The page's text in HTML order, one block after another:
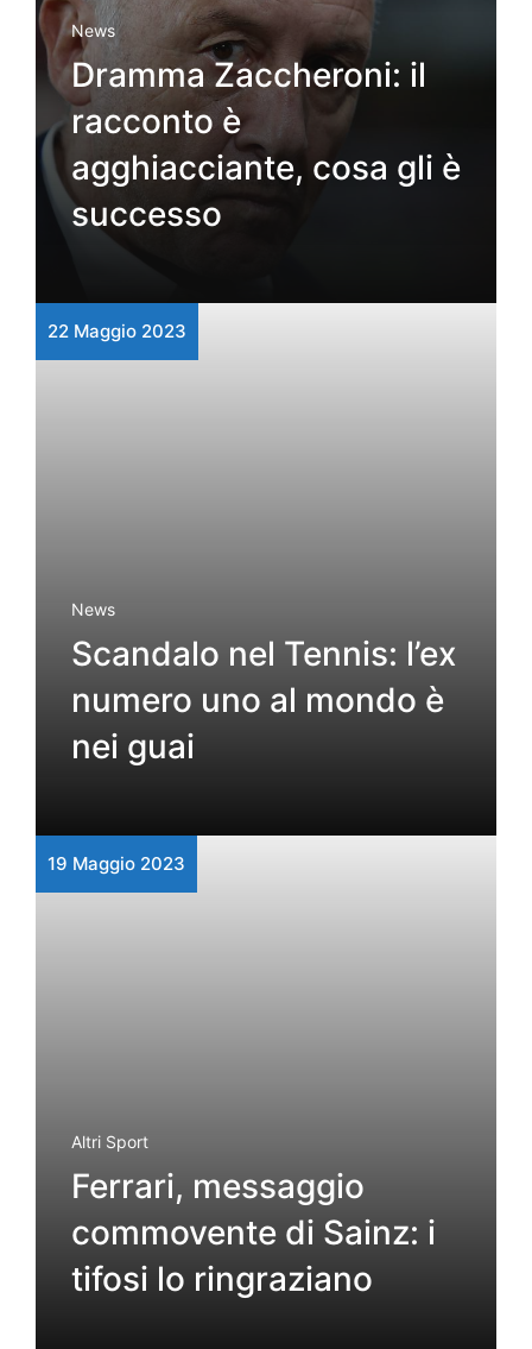
News
Dramma Zaccheroni: il
racconto è
agghiacciante, cosa gli è
successo
22 Maggio 2023
News
Scandalo nel Tennis: l’ex
numero uno al mondo è
nei guai
19 Maggio 2023
Altri Sport
Ferrari, messaggio
commovente di Sainz: i
tifosi lo ringraziano